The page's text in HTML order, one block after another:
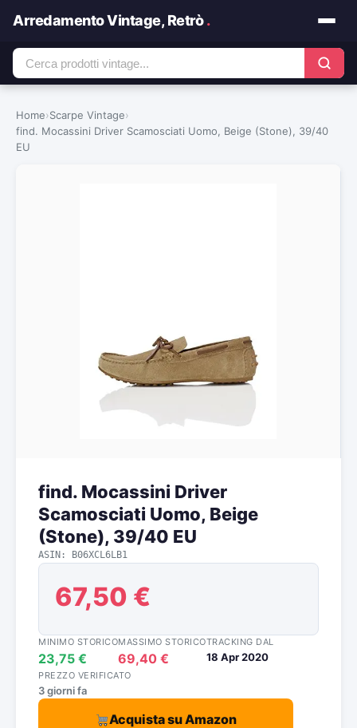
Arredamento Vintage, Retrò.
Home›Scarpe Vintage›
find. Mocassini Driver Scamosciati Uomo, Beige (Stone), 39/40
EU
find. Mocassini Driver
Scamosciati Uomo, Beige
(Stone), 39/40 EU
ASIN: B06XCL6LB1
67,50 €
MINIMO STORICO
23,75 €
MASSIMO STORICO
69,40 €
TRACKING DAL
18 Apr 2020
PREZZO VERIFICATO
3 giorni fa
Acquista su Amazon